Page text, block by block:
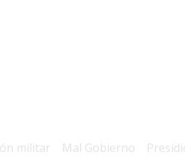
Mal Gobierno Presidio